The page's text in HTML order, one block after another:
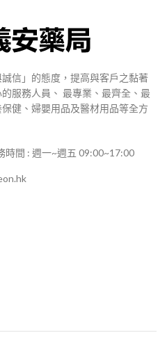
信」的態度，提高與客戶之黏著
服務人員、 最專業、最齊全、最
健、婦嬰用品及醫材用品等全方
時間 : 週一~週五 09:00~17:00